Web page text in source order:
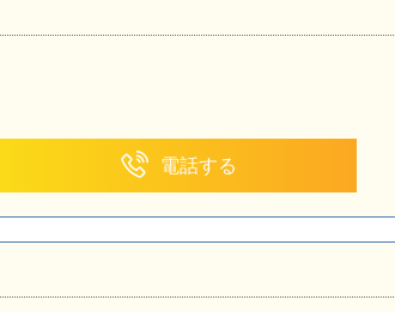
電話する